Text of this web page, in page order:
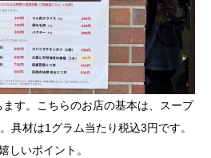
す。こちらのお店の基本は、スープ
具材は1グラム当たり税込3円です。
しいポイント。